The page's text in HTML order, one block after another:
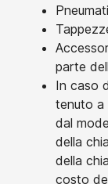
parte
In caso
tenuto a
dal
della
della
costo